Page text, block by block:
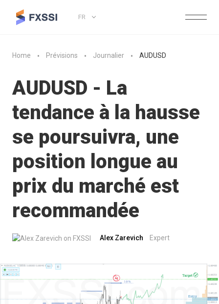
FR
Home Prévisions Journalier AUDUSD
AUDUSD - La
tendance à la hausse
se poursuivra, une
position longue au
prix du marché est
recommandée
Alex Zarevich Expert